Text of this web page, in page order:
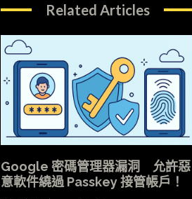
Related Articles
Google 密碼管理器漏洞 允許惡
意軟件繞過 Passkey 接管帳戶！